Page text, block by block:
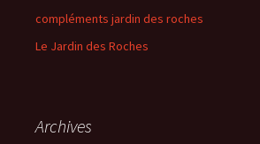
compléments jardin des roches
Le Jardin des Roches
Archives